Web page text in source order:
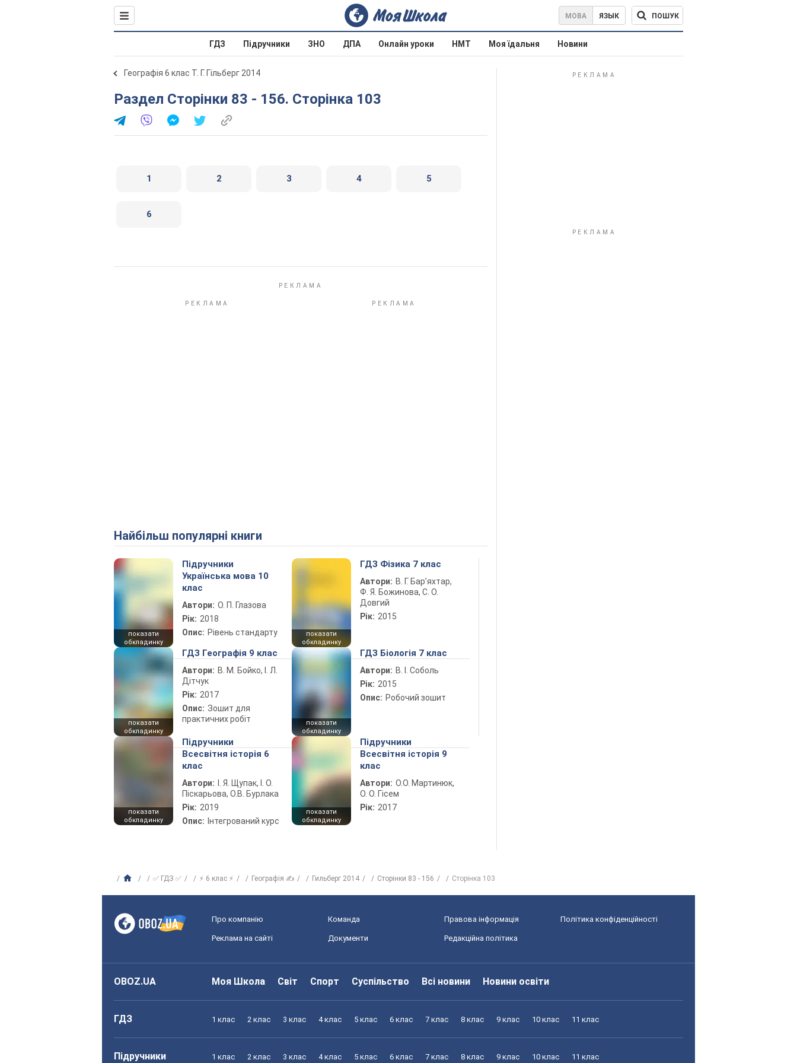
МОВА ЯЗЫК ПОШУК
ГДЗ Підручники ЗНО ДПА Онлайн уроки НМТ Моя їдальня Новини
Географія 6 клас Т. Г. Гільберг 2014
Раздел Сторінки 83 - 156. Сторінка 103
1 2 3 4 5
6
Найбільш популярні книги
показати
обкладинку
Підручники
Українська мова 10
клас
Автори: О. П. Глазова
Рік: 2018
Опис: Рівень стандарту
показати
обкладинку
ГДЗ Фізика 7 клас
Автори: В. Г. Бар’яхтар,
Ф. Я. Божинова, С. О.
Довгий
Рік: 2015
показати
обкладинку
ГДЗ Географія 9 клас
Автори: В. М. Бойко, І. Л.
Дітчук
Рік: 2017
Опис: Зошит для
практичних робіт
показати
обкладинку
ГДЗ Біологія 7 клас
Автори: В. І. Соболь
Рік: 2015
Опис: Робочий зошит
показати
обкладинку
Підручники
Всесвітня історія 6
клас
Автори:
І. Я. Щупак, І. О.
Піскарьова, О.В. Бурлака
Рік: 2019
Опис: Інтегрований курс
показати
обкладинку
Підручники
Всесвітня історія 9
клас
Автори: О.О. Мартинюк,
О. О. Гісем
Рік: 2017
✅ ГДЗ ✅ ⚡ 6 клас ⚡ Географія ✍ Гильберг 2014 Сторінки 83 - 156 Сторінка 103
Про компанію Команда Правова інформація Політика конфіденційності
Реклама на сайті Документи Редакційна політика
OBOZ.UA Моя Школа Світ Спорт Суспільство Всі новини Новини освіти
ГДЗ 1 клас 2 клас 3 клас 4 клас 5 клас 6 клас 7 клас 8 клас 9 клас 10 клас 11 клас
Підручники 1 клас 2 клас 3 клас 4 клас 5 клас 6 клас 7 клас 8 клас 9 клас 10 клас 11 клас